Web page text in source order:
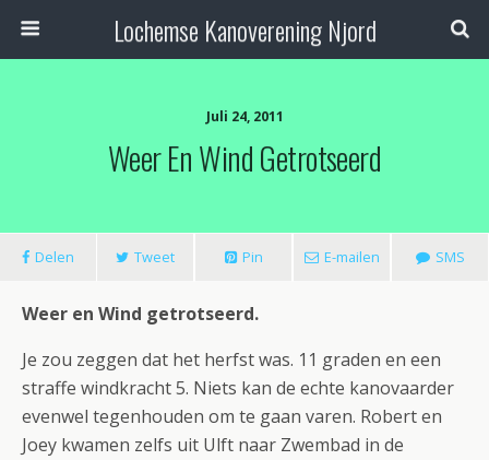
Lochemse Kanoverening Njord
Juli 24, 2011
Weer En Wind Getrotseerd
Delen Tweet Pin E-mailen SMS
Weer en Wind getrotseerd.
Je zou zeggen dat het herfst was. 11 graden en een
straffe windkracht 5. Niets kan de echte kanovaarder
evenwel tegenhouden om te gaan varen. Robert en
Joey kwamen zelfs uit Ulft naar Zwembad in de